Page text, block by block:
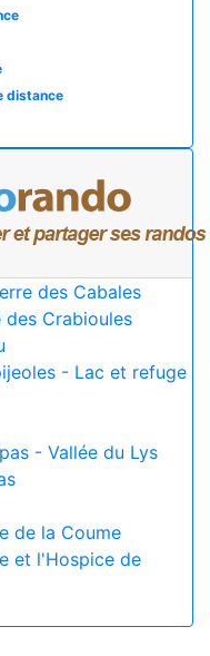
distance
des Cabales
des Crabioules
- Lac et refuge
- Vallée du Lys
de la Coume
et l'Hospice de